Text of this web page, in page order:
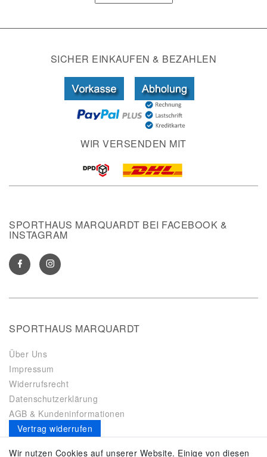
SICHER EINKAUFEN & BEZAHLEN
WIR VERSENDEN MIT
SPORTHAUS MARQUARDT BEI FACEBOOK &
INSTAGRAM
SPORTHAUS MARQUARDT
Über Uns
Impressum
Widerrufsrecht
Datenschutzerklärung
AGB & Kundeninformationen
Vertrag widerrufen
Es gilt unsereDatenschutzerklärung
Wir nutzen Cookies auf unserer Website. Einige von diesen